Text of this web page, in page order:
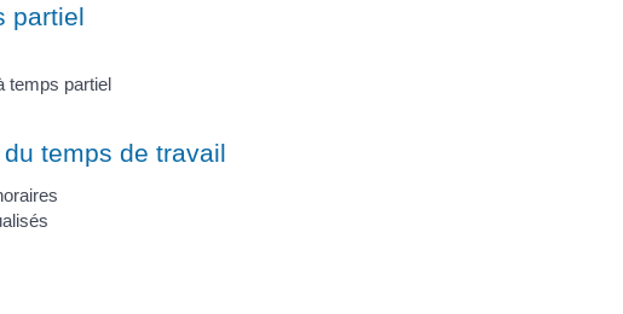
partiel
temps partiel
temps de travail